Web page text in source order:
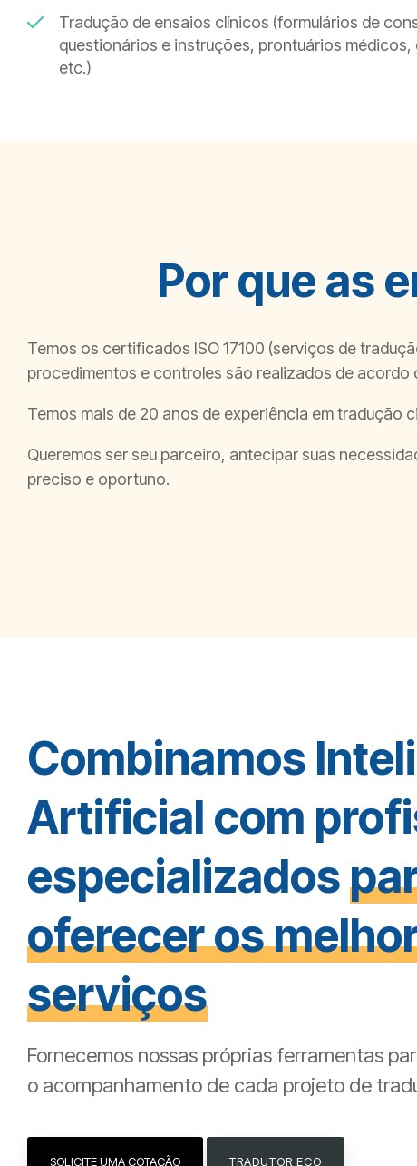
Tradução de ensaios clínicos (formulários de
questionários e instruções, prontuários médicos,
etc.)
Por que as
Temos os certificados ISO 17100 (serviços de
procedimentos e controles são realizados de acordo
Temos mais de 20 anos de experiência em
Queremos ser seu parceiro, antecipar suas
preciso e oportuno.
Combinamos
Artificial com
especializados
oferecer os
serviços
Fornecemos nossas próprias ferramentas
o acompanhamento de cada projeto de
SOLICITE UMA COTAÇÃO TRADUTOR ECO